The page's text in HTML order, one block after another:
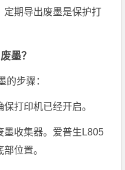
定期导出废墨是保护打
墨？
的步骤：
打印机已经开启。
墨收集器。爱普生L805
位置。